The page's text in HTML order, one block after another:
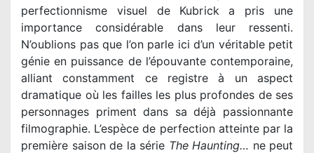
perfectionnisme visuel de Kubrick a pris une
importance considérable dans leur ressenti.
N’oublions pas que l’on parle ici d’un véritable petit
génie en puissance de l’épouvante contemporaine,
alliant constamment ce registre à un aspect
dramatique où les failles les plus profondes de ses
personnages priment dans sa déjà passionnante
filmographie. L’espèce de perfection atteinte par la
première saison de la série The Haunting… ne peut